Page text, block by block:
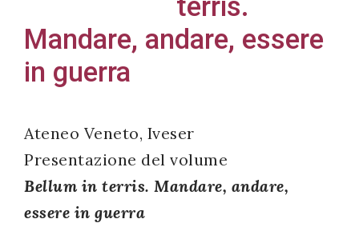
Mandare, andare, essere
in guerra
Ateneo Veneto, Iveser
Presentazione del volume
Bellum in terris. Mandare, andare,
essere in guerra
personali in
accordo
con il
196/03
Registrazione